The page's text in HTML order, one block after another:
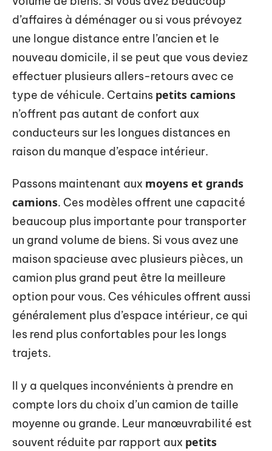
d’affaires à déménager ou si vous prévoyez
une longue distance entre l’ancien et le
nouveau domicile, il se peut que vous deviez
effectuer plusieurs allers-retours avec ce
type de véhicule. Certains petits camions
n’offrent pas autant de confort aux
conducteurs sur les longues distances en
raison du manque d’espace intérieur.
Passons maintenant aux moyens et grands
camions. Ces modèles offrent une capacité
beaucoup plus importante pour transporter
un grand volume de biens. Si vous avez une
maison spacieuse avec plusieurs pièces, un
camion plus grand peut être la meilleure
option pour vous. Ces véhicules offrent aussi
généralement plus d’espace intérieur, ce qui
les rend plus confortables pour les longs
trajets.
Il y a quelques inconvénients à prendre en
compte lors du choix d’un camion de taille
moyenne ou grande. Leur manœuvrabilité est
souvent réduite par rapport aux petits